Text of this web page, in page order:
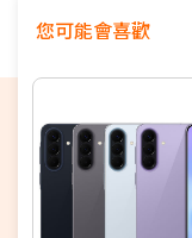
◎ IP68 防塵防水
◎ 配備 4,900mAh
◎ 採用 USB Type-
超快速充電 2.0、
您可能會喜歡